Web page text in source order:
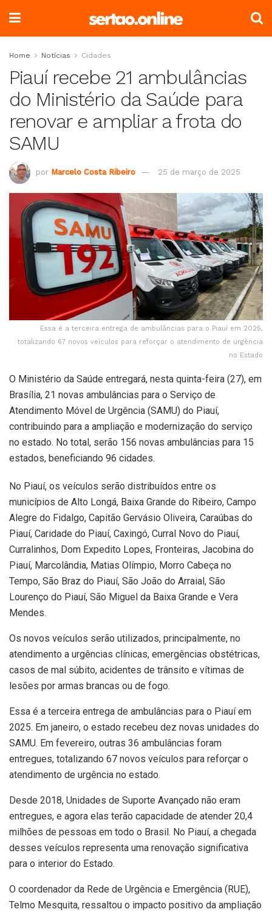
Home Notícias Cidades
Piauí recebe 21 ambulâncias
do Ministério da Saúde para
renovar e ampliar a frota do
SAMU
por Marcelo Costa Ribeiro 25 de março de 2025
Essa é a terceira entrega de ambulâncias para o Piauí em 2025,
totalizando 67 novos veículos para reforçar o atendimento de urgência
no Estado
O Ministério da Saúde entregará, nesta quinta-feira (27), em
Brasília, 21 novas ambulâncias para o Serviço de
Atendimento Móvel de Urgência (SAMU) do Piauí,
contribuindo para a ampliação e modernização do serviço
no estado. No total, serão 156 novas ambulâncias para 15
estados, beneficiando 96 cidades.
No Piauí, os veículos serão distribuídos entre os
municípios de Alto Longá, Baixa Grande do Ribeiro, Campo
Alegre do Fidalgo, Capitão Gervásio Oliveira, Caraúbas do
Piauí, Caridade do Piauí, Caxingó, Curral Novo do Piauí,
Curralinhos, Dom Expedito Lopes, Fronteiras, Jacobina do
Piauí, Marcolândia, Matias Olímpio, Morro Cabeça no
Tempo, São Braz do Piauí, São João do Arraial, São
Lourenço do Piauí, São Miguel da Baixa Grande e Vera
Mendes.
Os novos veículos serão utilizados, principalmente, no
atendimento a urgências clínicas, emergências obstétricas,
casos de mal súbito, acidentes de trânsito e vítimas de
lesões por armas brancas ou de fogo.
Essa é a terceira entrega de ambulâncias para o Piauí em
2025. Em janeiro, o estado recebeu dez novas unidades do
SAMU. Em fevereiro, outras 36 ambulâncias foram
entregues, totalizando 67 novos veículos para reforçar o
atendimento de urgência no estado.
Desde 2018, Unidades de Suporte Avançado não eram
entregues, e agora elas terão capacidade de atender 20,4
milhões de pessoas em todo o Brasil. No Piauí, a chegada
desses veículos representa uma renovação significativa
para o interior do Estado.
O coordenador da Rede de Urgência e Emergência (RUE),
Telmo Mesquita, ressaltou o impacto positivo da ampliação